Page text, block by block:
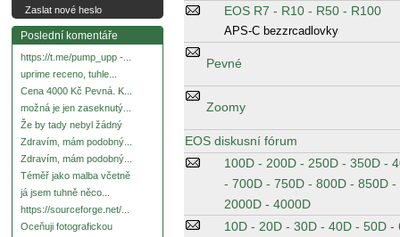
Zaslat nové heslo
Poslední komentáře
https://t.me/pump_upp -...
uprime receno, tuhle...
Cena 4000 Kč Pevná. K...
možná je jen zaseknutý...
Že by tady nebyl žádný
Zdravím, mám podobný...
Zdravím, mám podobný...
Téměř jako malba včetně
já jsem tuhně něco...
https://sourceforge.net/...
Oceňuji fotografickou
EOS R7 - R10 - R50 - R100
APS-C bezzrcadlovky
Pevné
Zoomy
EOS diskusní fórum
100D - 200D - 250D - 350D -
- 700D - 750D - 800D - 850D
2000D - 4000D
10D - 20D - 30D - 40D - 50D